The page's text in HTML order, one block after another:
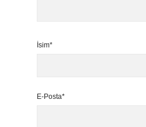
İsim*
E-Posta*